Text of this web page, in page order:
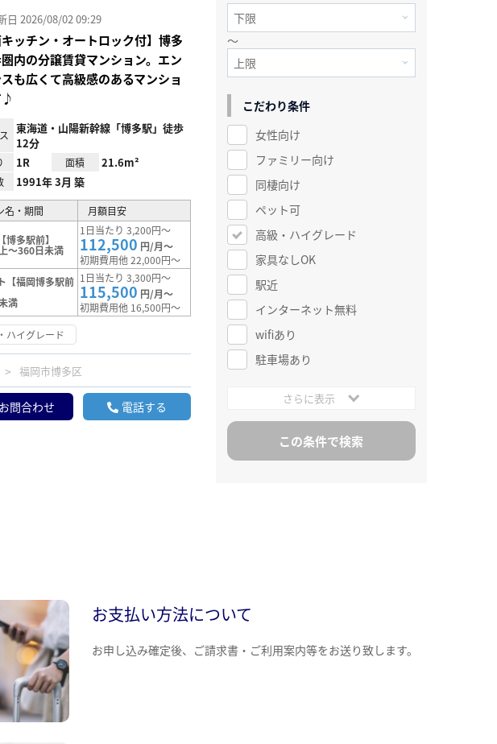
日 2026/08/02 09:29
キッチン・オートロック付】博多
内の分譲賃貸マンション。エン
スも広くて高級感のあるマンショ
♪
東海道・山陽新幹線「博多駅」徒歩
12分
1R 面積 21.6m²
1991年 3月 築
名・期間 月額目安
博多駅前】
～360日未満
1日当たり 3,200円～
112,500 円/月～
初期費用他 22,000円～
【福岡博多駅前
満
1日当たり 3,300円～
115,500 円/月～
初期費用他 16,500円～
ハイグレード
福岡市博多区
お問合わせ 電話する
～
こだわり条件
女性向け
ファミリー向け
同棲向け
ペット可
高級・ハイグレード
家具なしOK
駅近
インターネット無料
wifiあり
駐車場あり
さらに表示
お支払い方法について
お申し込み確定後、ご請求書・ご利用案内等をお送り致します。